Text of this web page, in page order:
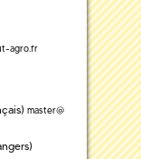
agro.fr
master@